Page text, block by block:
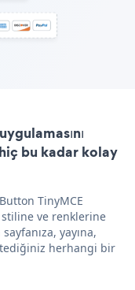
bu kadar kolay
TinyMCE
ve renklerine
yayına,
herhangi bir